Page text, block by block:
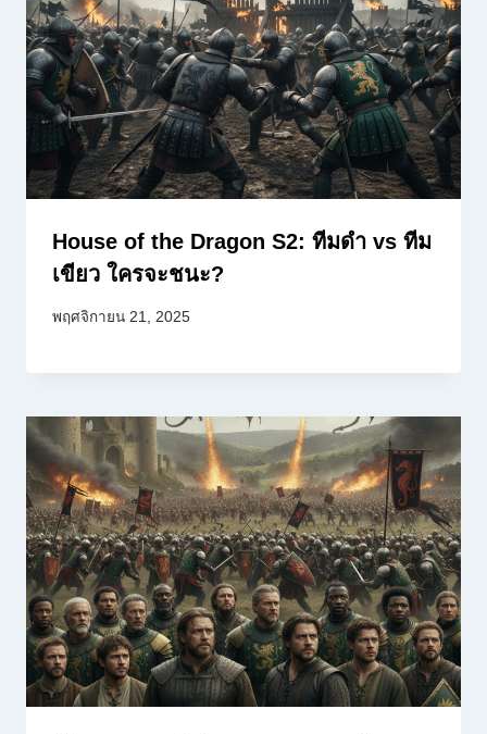
House of the Dragon S2: ทีมดำ vs ทีม
เขียว ใครจะชนะ?
พฤศจิกายน 21, 2025